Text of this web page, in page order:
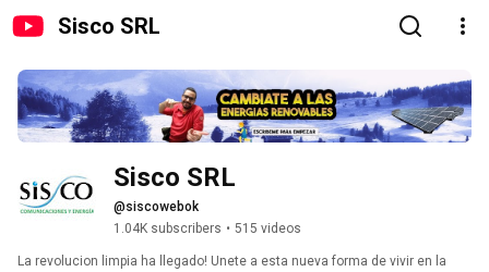
Sisco SRL
Sisco SRL
@siscowebok
1.04K subscribers • 515 videos
La revolucion limpia ha llegado! Unete a esta nueva forma de vivir en la